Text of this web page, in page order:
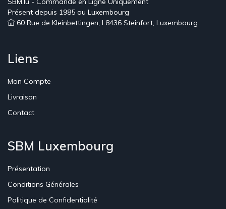
Présent depuis 1985 au Luxembourg
60 Rue de Kleinbettingen, L8436 Steinfort, Luxembourg
Liens
Mon Compte
Livraison
Contact
SBM Luxembourg
Présentation
Conditions Générales
Politique de Confidentialité